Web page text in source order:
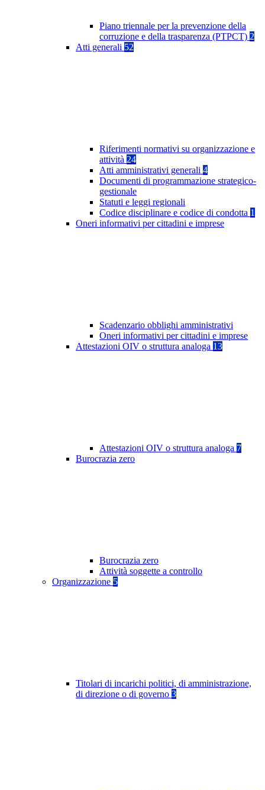
Piano triennale per la prevenzione della
corruzione e della trasparenza (PTPCT) 2
Atti generali 52
Riferimenti normativi su organizzazione e
attività 24
Atti amministrativi generali 4
Documenti di programmazione strategico-
gestionale
Statuti e leggi regionali
Codice disciplinare e codice di condotta 1
Oneri informativi per cittadini e imprese
Scadenzario obblighi amministrativi
Oneri informativi per cittadini e imprese
Attestazioni OIV o struttura analoga 13
Attestazioni OIV o struttura analoga 7
Burocrazia zero
Burocrazia zero
Attività soggette a controllo
Organizzazione 5
Titolari di incarichi politici, di amministrazione,
di direzione o di governo 3